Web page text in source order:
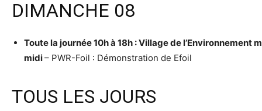
DIMANCHE 08
Toute la journée 10h à 18h : Village de l’Environnement
midi– PWR-Foil : Démonstration de Efoil
TOUS LES JOURS